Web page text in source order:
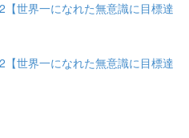
【世界一になれた無意識に目標達
【世界一になれた無意識に目標達